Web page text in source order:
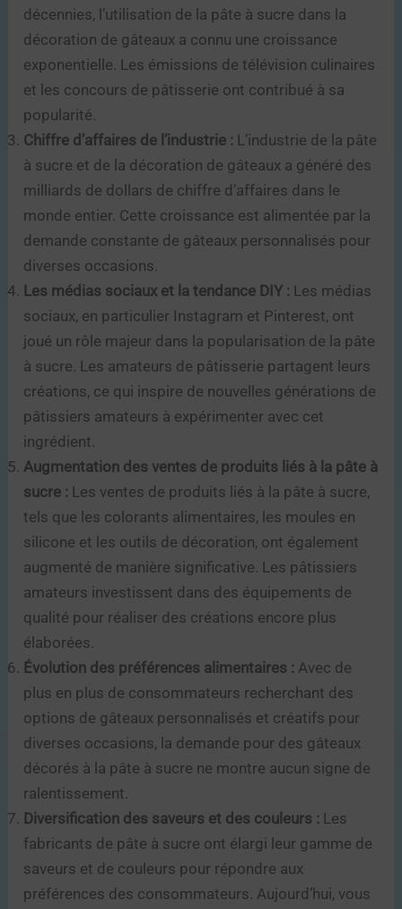
décennies, l’utilisation de la pâte à sucre dans la
décoration de gâteaux a connu une croissance
exponentielle. Les émissions de télévision culinaires
et les concours de pâtisserie ont contribué à sa
popularité.
Chiffre d’affaires de l’industrie : L’industrie de la pâte
à sucre et de la décoration de gâteaux a généré des
milliards de dollars de chiffre d’affaires dans le
monde entier. Cette croissance est alimentée par la
demande constante de gâteaux personnalisés pour
diverses occasions.
Les médias sociaux et la tendance DIY : Les médias
sociaux, en particulier Instagram et Pinterest, ont
joué un rôle majeur dans la popularisation de la pâte
à sucre. Les amateurs de pâtisserie partagent leurs
créations, ce qui inspire de nouvelles générations de
pâtissiers amateurs à expérimenter avec cet
ingrédient.
Augmentation des ventes de produits liés à la pâte à
sucre : Les ventes de produits liés à la pâte à sucre,
tels que les colorants alimentaires, les moules en
silicone et les outils de décoration, ont également
augmenté de manière significative. Les pâtissiers
amateurs investissent dans des équipements de
qualité pour réaliser des créations encore plus
élaborées.
Évolution des préférences alimentaires : Avec de
plus en plus de consommateurs recherchant des
options de gâteaux personnalisés et créatifs pour
diverses occasions, la demande pour des gâteaux
décorés à la pâte à sucre ne montre aucun signe de
ralentissement.
Diversification des saveurs et des couleurs : Les
fabricants de pâte à sucre ont élargi leur gamme de
saveurs et de couleurs pour répondre aux
préférences des consommateurs. Aujourd’hui, vous